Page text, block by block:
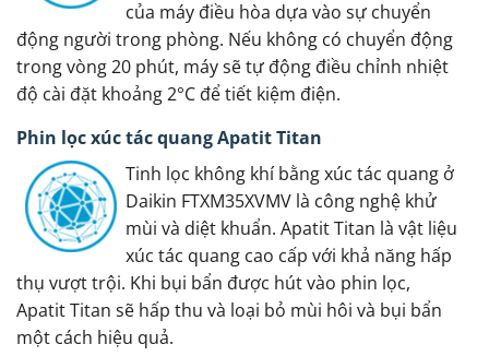
của máy điều hòa dựa vào sự chuyển
động người trong phòng. Nếu không có chuyển động
trong vòng 20 phút, máy sẽ tự động điều chỉnh nhiệt
độ cài đặt khoảng 2°C để tiết kiệm điện.
Phin lọc xúc tác quang Apatit Titan
Tinh lọc không khí bằng xúc tác quang ở
Daikin FTXM35XVMV là công nghệ khử
mùi và diệt khuẩn. Apatit Titan là vật liệu
xúc tác quang cao cấp với khả năng hấp
thụ vượt trội. Khi bụi bẩn được hút vào phin lọc,
Apatit Titan sẽ hấp thu và loại bỏ mùi hôi và bụi bẩn
một cách hiệu quả.